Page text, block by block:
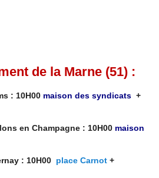
de la Marne (51) :
: 10H00 maison des syndicats +
en Champagne : 10H00 maison
: 10H00 place Carnot +